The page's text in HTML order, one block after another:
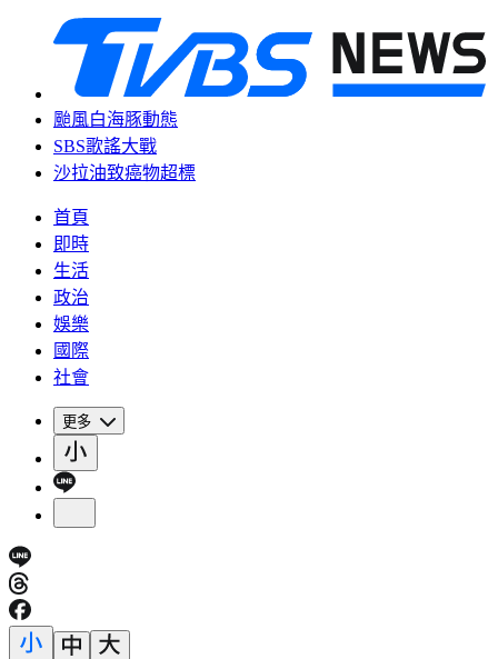
颱風白海豚動態
SBS歌謠大戰
沙拉油致癌物超標
首頁
即時
生活
政治
娛樂
國際
社會
更多